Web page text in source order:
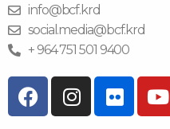
info@bcf.krd
social.media@bcf.krd
+ 964 751 501 9400
F
a
I
n
F
l
Y
o